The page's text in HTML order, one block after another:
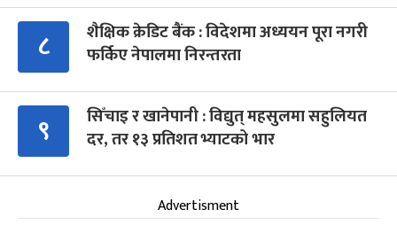
८
शैक्षिक क्रेडिट बैंक : विदेशमा अध्ययन पूरा नगरी
फर्किए नेपालमा निरन्तरता
९
सिँचाइ र खानेपानी : विद्युत् महसुलमा सहुलियत
दर, तर १३ प्रतिशत भ्याटको भार
Advertisment